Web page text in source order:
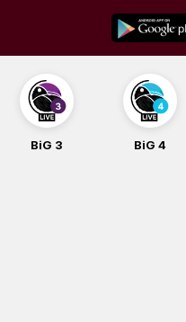
content
BiG 3 BiG 4